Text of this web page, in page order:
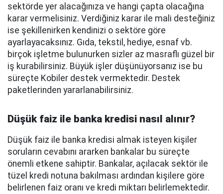
sektörde yer alacağınıza ve hangi çapta olacağına
karar vermelisiniz. Verdiğiniz karar ile mali desteğiniz
ise şekillenirken kendinizi o sektöre göre
ayarlayacaksınız. Gıda, tekstil, hediye, esnaf vb.
birçok işletme bulunurken sizler az masraflı güzel bir
iş kurabilirsiniz. Büyük işler düşünüyorsanız ise bu
süreçte Kobiler destek vermektedir. Destek
paketlerinden yararlanabilirsiniz.
Düşük faiz ile banka kredisi nasıl alınır?
Düşük faiz ile banka kredisi almak isteyen kişiler
soruların cevabını ararken bankalar bu süreçte
önemli etkene sahiptir. Bankalar, açılacak sektör ile
tüzel kredi notuna bakılması ardından kişilere göre
belirlenen faiz oranı ve kredi miktarı belirlemektedir.